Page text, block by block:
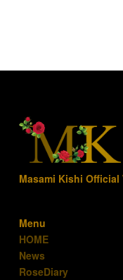
Masami Kishi Official
Menu
HOME
News
RoseDiary